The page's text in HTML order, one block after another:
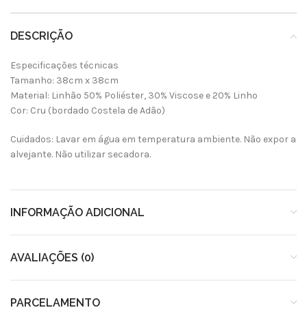
DESCRIÇÃO
Especificações técnicas
Tamanho: 38cm x 38cm
Material: Linhão 50% Poliéster, 30% Viscose e 20% Linho
Cor: Cru (bordado Costela de Adão)
Cuidados: Lavar em água em temperatura ambiente. Não expor a
alvejante. Não utilizar secadora.
INFORMAÇÃO ADICIONAL
AVALIAÇÕES (0)
PARCELAMENTO